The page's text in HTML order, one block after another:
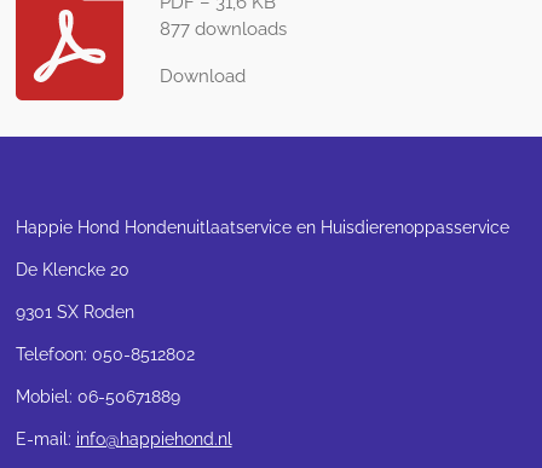
877 downloads
Download
Happie Hond Hondenuitlaatservice en Huisdierenoppasservice
De Klencke 20
9301 SX Roden
Telefoon: 050-8512802
Mobiel: 06-50671889
E-mail: info@happiehond.nl